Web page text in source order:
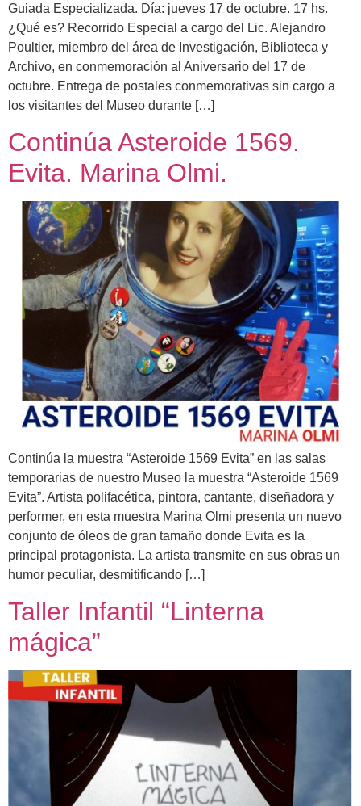
Guiada Especializada. Día: jueves 17 de octubre. 17 hs.
¿Qué es? Recorrido Especial a cargo del Lic. Alejandro
Poultier, miembro del área de Investigación, Biblioteca y
Archivo, en conmemoración al Aniversario del 17 de
octubre. Entrega de postales conmemorativas sin cargo a
los visitantes del Museo durante […]
Continúa Asteroide 1569.
Evita. Marina Olmi.
Continúa la muestra “Asteroide 1569 Evita” en las salas
temporarias de nuestro Museo la muestra “Asteroide 1569
Evita”. Artista polifacética, pintora, cantante, diseñadora y
performer, en esta muestra Marina Olmi presenta un nuevo
conjunto de óleos de gran tamaño donde Evita es la
principal protagonista. La artista transmite en sus obras un
humor peculiar, desmitificando […]
Taller Infantil “Linterna
mágica”